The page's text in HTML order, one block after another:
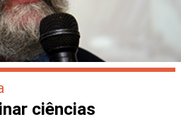
ciências